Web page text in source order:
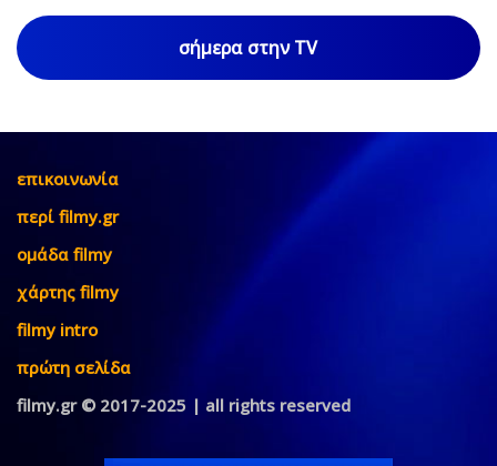
σήμερα στην TV
επικοινωνία
περί filmy.gr
ομάδα filmy
χάρτης filmy
filmy intro
πρώτη σελίδα
filmy.gr © 2017-2025 | all rights reserved